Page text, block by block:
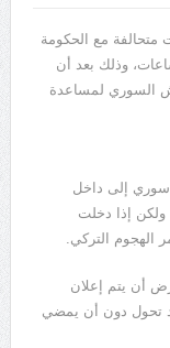
متحالفة مع الحكومة
وذلك بعد أن
السوري لمساعدة
سوري إلى داخل
إذا دخلت
الهجوم التركي.
أن يتم إعلان
قد تحول دون أن يمضي